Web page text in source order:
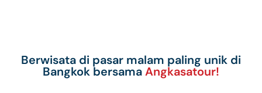
Berwisata di pasar malam paling unik di
Bangkok bersamaAngkasatour!